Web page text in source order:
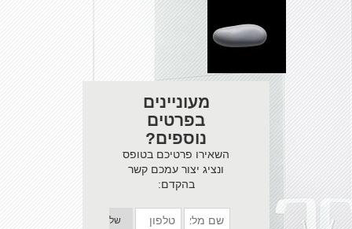
מעוניינים
בפרטים
נוספים?
השאירו פרטיכם בטופס
ונציג יצור עמכם קשר
בהקדם: